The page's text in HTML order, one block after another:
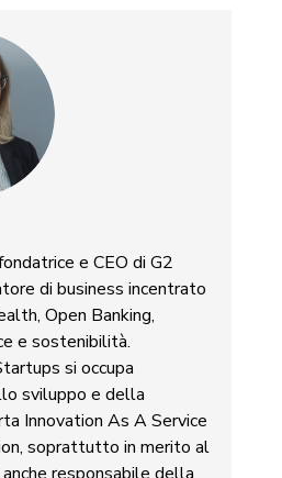
e CEO di G2
di business incentrato
Open Banking,
e sostenibilità.
si occupa
sviluppo e della
Innovation As A Service
soprattutto in merito al